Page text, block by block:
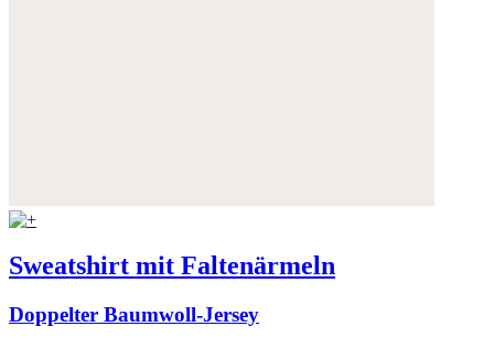
Sweatshirt mit Faltenärmeln
Doppelter Baumwoll-Jersey